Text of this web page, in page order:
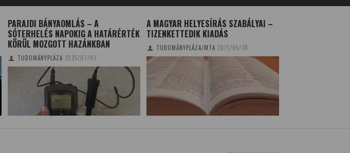
PARAJDI BÁNYAOMLÁS – A
SÓTERHELÉS NAPOKIG A HATÁRÉRTÉK
KÖRÜL MOZGOTT HAZÁNKBAN
TUDOMÁNYPLÁZA 2025/07/07
A MAGYAR HELYESÍRÁS SZABÁLYAI –
TIZENKETTEDIK KIADÁS
TUDOMÁNYPLÁZA/MTA 2015/05/30